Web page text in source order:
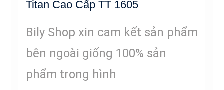
Titan Cao Cấp TT 1605
Bily Shop xin cam kết sản phẩm
bên ngoài giống 100% sản
phẩm trong hình